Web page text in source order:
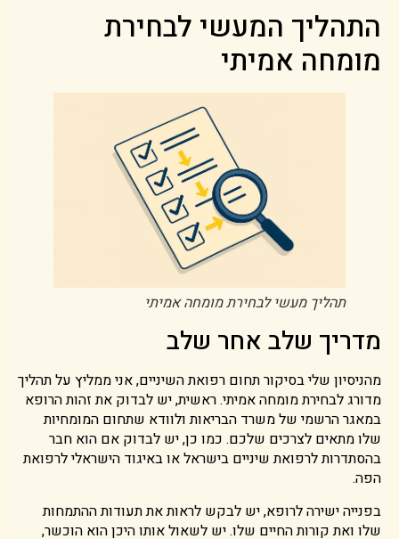
התהליך המעשי לבחירת
מומחה אמיתי
תהליך מעשי לבחירת מומחה אמיתי
מדריך שלב אחר שלב
מהניסיון שלי בסיקור תחום רפואת השיניים, אני ממליץ על תהליך
מדורג לבחירת מומחה אמיתי. ראשית, יש לבדוק את זהות הרופא
במאגר הרשמי של משרד הבריאות ולוודא שתחום המומחיות
שלו מתאים לצרכים שלכם. כמו כן, יש לבדוק אם הוא חבר
בהסתדרות לרפואת שיניים בישראל או באיגוד הישראלי לרפואת
הפה.
בפנייה ישירה לרופא, יש לבקש לראות את תעודות ההתמחות
שלו ואת קורות החיים שלו. יש לשאול אותו היכן הוא הוכשר,